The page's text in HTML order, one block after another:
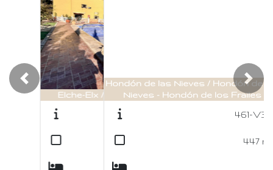
Hondón de las Nieves / Hondón de las
Nieves - Hondón de los Frailes
Previous